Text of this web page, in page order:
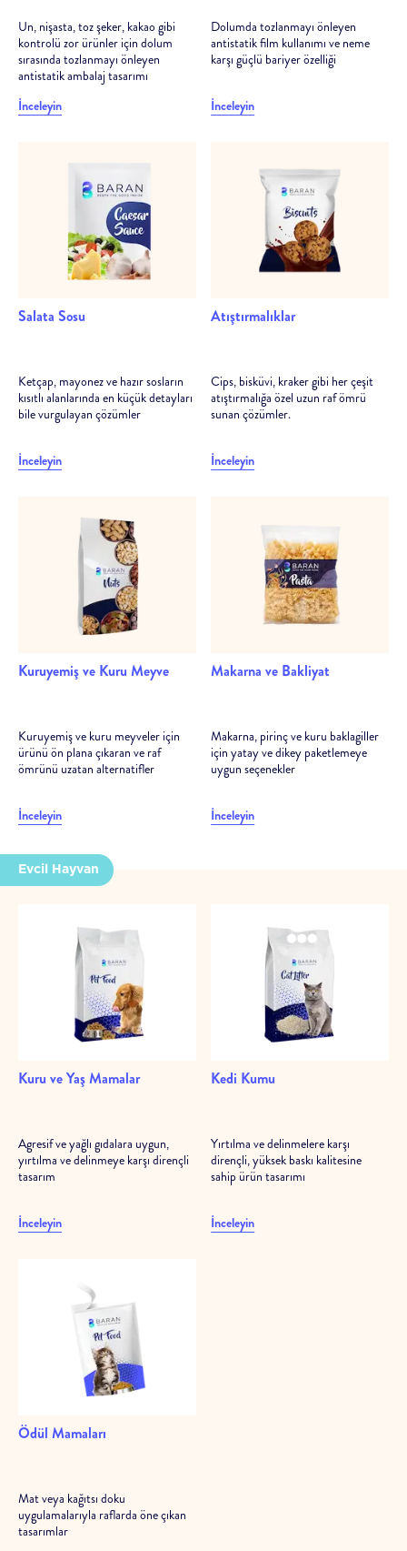
Un, nişasta, toz şeker, kakao gibi
kontrolü zor ürünler için dolum
sırasında tozlanmayı önleyen
antistatik ambalaj tasarımı
İnceleyin
Dolumda tozlanmayı önleyen
antistatik film kullanımı ve neme
karşı güçlü bariyer özelliği
İnceleyin
Salata Sosu
Ketçap, mayonez ve hazır sosların
kısıtlı alanlarında en küçük detayları
bile vurgulayan çözümler
İnceleyin
Atıştırmalıklar
Cips, bisküvi, kraker gibi her çeşit
atıştırmalığa özel uzun raf ömrü
sunan çözümler.
İnceleyin
Kuruyemiş ve Kuru Meyve
Kuruyemiş ve kuru meyveler için
ürünü ön plana çıkaran ve raf
ömrünü uzatan alternatifler
İnceleyin
Makarna ve Bakliyat
Makarna, pirinç ve kuru baklagiller
için yatay ve dikey paketlemeye
uygun seçenekler
İnceleyin
Evcil Hayvan
Kuru ve Yaş Mamalar
Agresif ve yağlı gıdalara uygun,
yırtılma ve delinmeye karşı dirençli
tasarım
İnceleyin
Kedi Kumu
Yırtılma ve delinmelere karşı
dirençli, yüksek baskı kalitesine
sahip ürün tasarımı
İnceleyin
Ödül Mamaları
Mat veya kağıtsı doku
uygulamalarıyla raflarda öne çıkan
tasarımlar